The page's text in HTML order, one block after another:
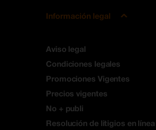
Información legal
Aviso legal
Condiciones legales
Promociones Vigentes
Precios vigentes
No + publi
Resolución de litigios en línea